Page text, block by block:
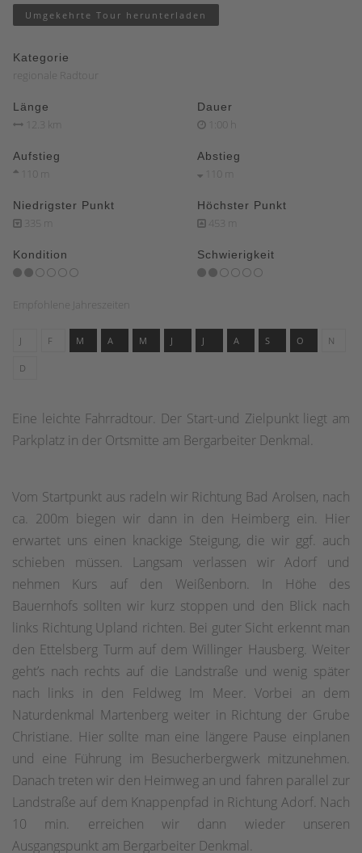
Umgekehrte Tour herunterladen
Kategorie
regionale Radtour
Länge
12.3 km
Dauer
1:00 h
Aufstieg
110 m
Abstieg
110 m
Niedrigster Punkt
335 m
Höchster Punkt
453 m
Kondition Schwierigkeit
Empfohlene Jahreszeiten
J F M A M J J A S O N
D
Eine leichte Fahrradtour. Der Start-und Zielpunkt liegt am
Parkplatz in der Ortsmitte am Bergarbeiter Denkmal.
Vom Startpunkt aus radeln wir Richtung Bad Arolsen, nach
ca. 200m biegen wir dann in den Heimberg ein. Hier
erwartet uns einen knackige Steigung, die wir ggf. auch
schieben müssen. Langsam verlassen wir Adorf und
nehmen Kurs auf den Weißenborn. In Höhe des
Bauernhofs sollten wir kurz stoppen und den Blick nach
links Richtung Upland richten. Bei guter Sicht erkennt man
den Ettelsberg Turm auf dem Willinger Hausberg. Weiter
geht’s nach rechts auf die Landstraße und wenig später
nach links in den Feldweg Im Meer. Vorbei an dem
Naturdenkmal Martenberg weiter in Richtung der Grube
Christiane. Hier sollte man eine längere Pause einplanen
und eine Führung im Besucherbergwerk mitzunehmen.
Danach treten wir den Heimweg an und fahren parallel zur
Landstraße auf dem Knappenpfad in Richtung Adorf. Nach
10 min. erreichen wir dann wieder unseren
Ausgangspunkt am Bergarbeiter Denkmal.